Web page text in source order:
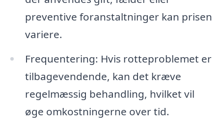
preventive foranstaltninger kan prisen
variere.
Frequentering: Hvis rotteproblemet er
tilbagevendende, kan det kræve
regelmæssig behandling, hvilket vil
øge omkostningerne over tid.